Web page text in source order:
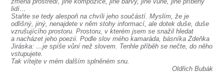
lidí…
Staňte se tedy alespoň na chvíli jeho součástí. Myslím, že je
odlišný, jiný, nenajdete v něm stohy informací, ale dotek duše, duše
vzrušujícího prostoru. Prostoru, v kterém jsem se snažil hledat
a nacházet jeho poezii. Podle slov mého kamaráda, básníka Zdeňka
Jiráska: …je spíše vůní než slovem. Tenhle příběh se nečte, do něho
vstupujete.
Tak vítejte v mém dalším splněném snu.
Oldřich Bubák